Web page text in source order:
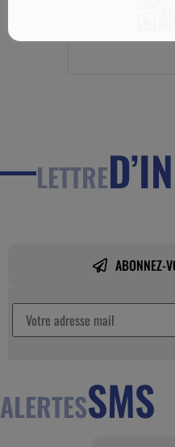
LETTRE
ABONNEZ-
ALERTESSMS